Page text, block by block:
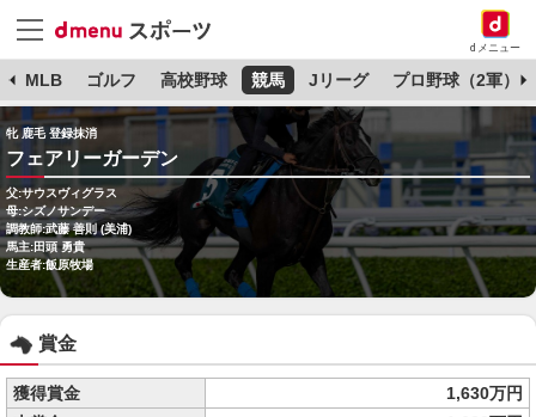
dメニュー
MLB ゴルフ 高校野球 競馬 Jリーグ プロ野球（2軍）
牝 鹿毛 登録抹消
フェアリーガーデン
父:サウスヴィグラス
母:シズノサンデー
調教師:武藤 善則 (美浦)
馬主:田頭 勇貴
生産者:飯原牧場
賞金
獲得賞金
1,630万円